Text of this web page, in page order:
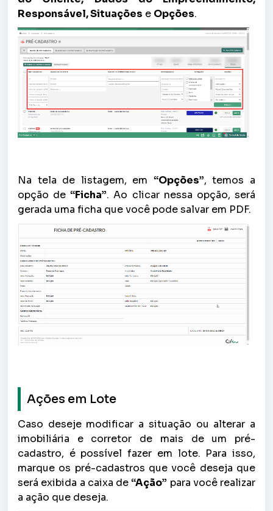
Responsável, Situações e Opções.
Na tela de listagem, em “Opções”, temos a
opção de“Ficha”. Ao clicar nessa opção, será
gerada uma ficha que você pode salvar em PDF.
Ações em Lote
Caso deseje modificar a situação ou alterar a
imobiliária e corretor de mais de um pré-
cadastro, é possível fazer em lote. Para isso,
marque os pré-cadastros que você deseja que
será exibida a caixa de“Ação” para você realizar
a ação que deseja.